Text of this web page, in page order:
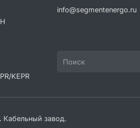
KEPR
info@segmentenergo.ru
завод.